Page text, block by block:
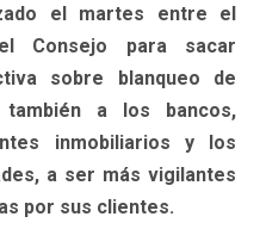
el martes entre el
Consejo para sacar
sobre blanqueo de
a los bancos,
inmobiliarios y los
a ser más vigilantes
por sus clientes.